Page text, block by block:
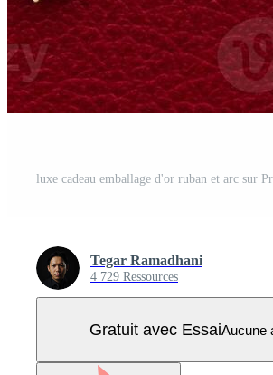
Tegar Ramadhani
4 729 Ressources
Gratuit avec EssaiAucune